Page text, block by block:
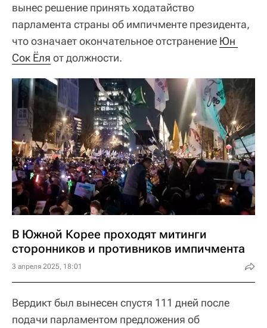
вынес решение принять ходатайство
парламента страны об импичменте президента,
что означает окончательное отстранение Юн
Сок Ёля от должности.
В Южной Корее проходят митинги
сторонников и противников импичмента
3 апреля 2025, 18:01
Вердикт был вынесен спустя 111 дней после
подачи парламентом предложения об